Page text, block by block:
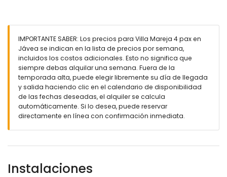
piscina privada de 8m x 4m y 2m de profundidad
maravilloso jardín con césped, grava, árboles y mobiliario
de jardín con tumbonas
3 terrazas, de las cuales 1 está cubierta
barbacoa
ducha exterior
zona de estar y comedor al aire libre
Más información
pueblo más cercano: Jávea (a menos de 5 kilómetros de
playa más cercana: El Arenal, Jávea (a menos de 3
IMPORTANTE SABER: Los precios para Villa Mareja 4 pax en
Jávea se indican en la lista de precios por semana,
incluidos los costos adicionales. Esto no significa que
siempre debas alquilar una semana. Fuera de la
temporada alta, puede elegir libremente su día de llegada
y salida haciendo clic en el calendario de disponibilidad
de las fechas deseadas, el alquiler se calcula
automáticamente. Si lo desea, puede reservar
directamente en línea con confirmación inmediata.
Instalaciones